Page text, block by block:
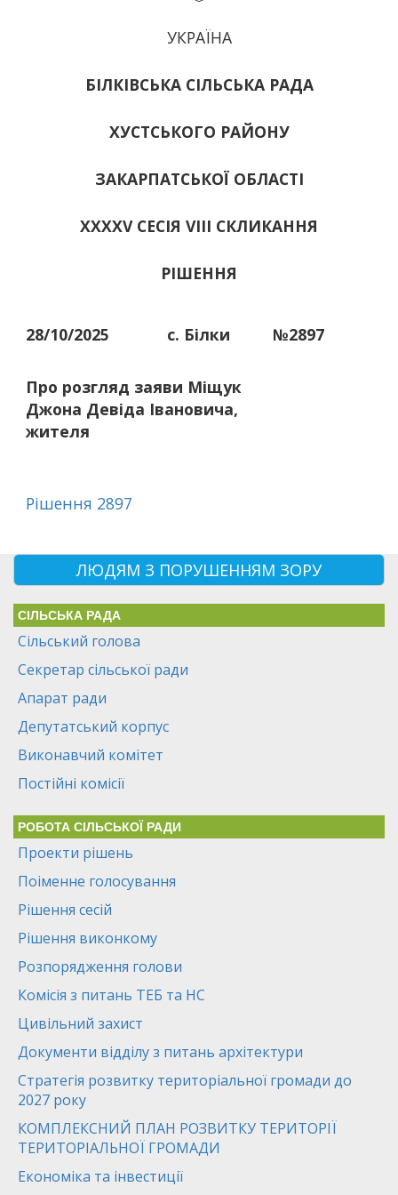
УКРАЇНА
БІЛКІВСЬКА СІЛЬСЬКА РАДА
ХУСТСЬКОГО РАЙОНУ
ЗАКАРПАТСЬКОЇ ОБЛАСТІ
ХХХХV СЕСІЯ VIII СКЛИКАННЯ
РІШЕННЯ
28/10/2025 с. Білки №2897
Про розгляд заяви Міщук
Джона Девіда Івановича,
жителя
Рішення 2897
ЛЮДЯМ З ПОРУШЕННЯМ ЗОРУ
СІЛЬСЬКА РАДА
Сільський голова
Секретар сільської ради
Апарат ради
Депутатський корпус
Виконавчий комітет
Постійні комісії
РОБОТА СІЛЬСЬКОЇ РАДИ
Проекти рішень
Поіменне голосування
Рішення сесій
Рішення виконкому
Розпорядження голови
Комісія з питань ТЕБ та НС
Цивільний захист
Документи відділу з питань архітектури
Стратегія розвитку територіальної громади до
2027 року
КОМПЛЕКСНИЙ ПЛАН РОЗВИТКУ ТЕРИТОРІЇ
ТЕРИТОРІАЛЬНОЇ ГРОМАДИ
Економіка та інвестиції